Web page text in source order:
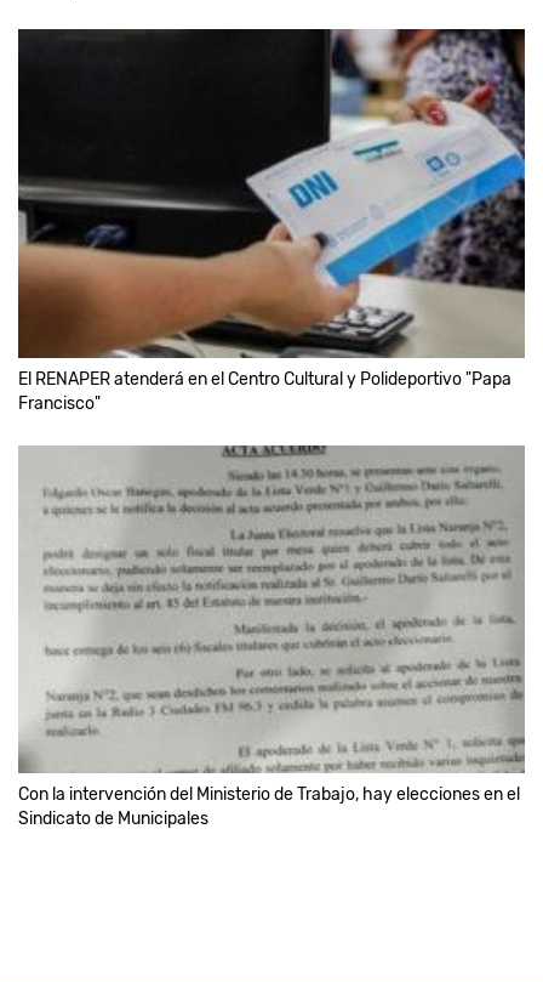
El RENAPER atenderá en el Centro Cultural y Polideportivo "Papa
Francisco"
Con la intervención del Ministerio de Trabajo, hay elecciones en el
Sindicato de Municipales